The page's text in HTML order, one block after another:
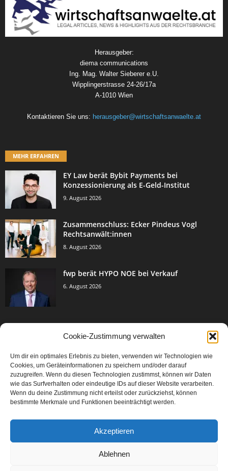
Cookie-Zustimmung verwalten
Um dir ein optimales Erlebnis zu bieten, verwenden wir Technologien wie
Cookies, um Geräteinformationen zu speichern und/oder darauf
zuzugreifen. Wenn du diesen Technologien zustimmst, können wir Daten
wie das Surfverhalten oder eindeutige IDs auf dieser Website verarbeiten.
Wenn du deine Zustimmung nicht erteilst oder zurückziehst, können
bestimmte Merkmale und Funktionen beeinträchtigt werden.
Akzeptieren
Ablehnen
Herausgeber:
diema communications
Ing. Mag. Walter Sieberer e.U.
Wipplingerstrasse 24-26/17a
A-1010 Wien
Kontaktieren Sie uns: herausgeber@wirtschaftsanwaelte.at
MEHR ERFAHREN
EY Law berät Bybit Payments bei
Konzessionierung als E-Geld-Institut
9. August 2026
Zusammenschluss: Ecker Pindeus Vogl
Rechtsanwält:innen
8. August 2026
fwp berät HYPO NOE bei Verkauf
6. August 2026
Events & Success 3005
Breaking News 2067
Aktuelles
Featured Article
Karriere 567